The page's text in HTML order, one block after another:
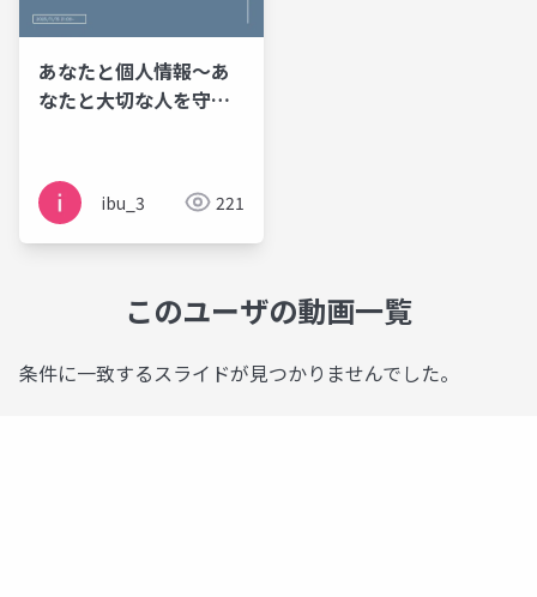
あなたと個人情報～あ
なたと大切な人を守る
ibu_3 221
このユーザの動画一覧
条件に一致するスライドが見つかりませんでした。